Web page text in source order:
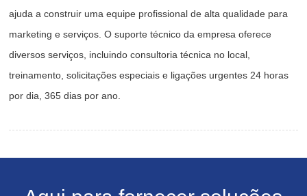
ajuda a construir uma equipe profissional de alta qualidade para
marketing e serviços. O suporte técnico da empresa oferece
diversos serviços, incluindo consultoria técnica no local,
treinamento, solicitações especiais e ligações urgentes 24 horas
por dia, 365 dias por ano.